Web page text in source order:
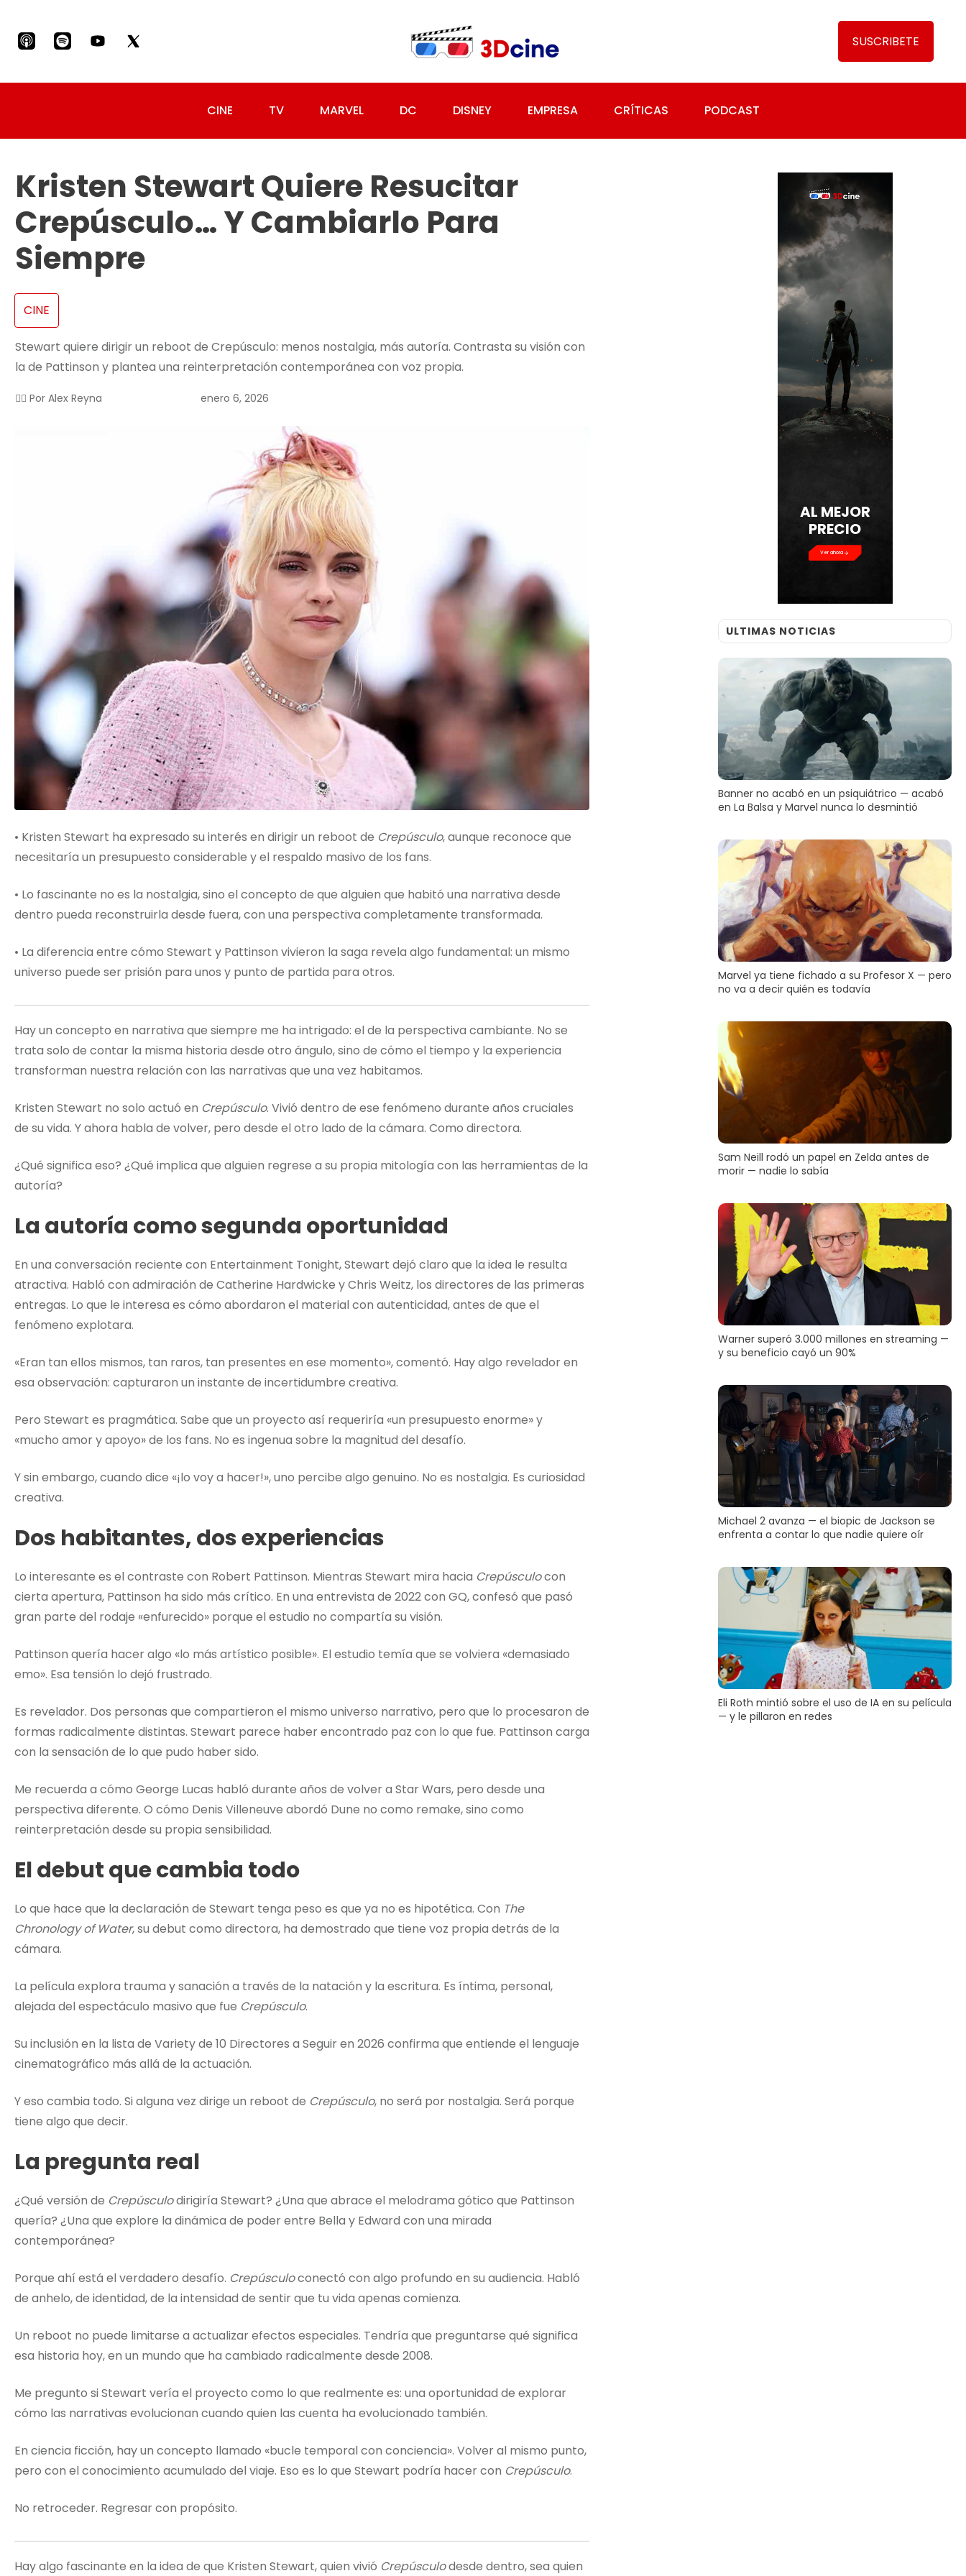
SUSCRIBETE
CINE TV MARVEL DC DISNEY EMPRESA CRÍTICAS PODCAST
Kristen Stewart Quiere Resucitar
Crepúsculo… Y Cambiarlo Para
Siempre
CINE
Stewart quiere dirigir un reboot de Crepúsculo: menos nostalgia, más autoría. Contrasta su visión con
la de Pattinson y plantea una reinterpretación contemporánea con voz propia.
✍🏻 Por Alex Reyna enero 6, 2026
• Kristen Stewart ha expresado su interés en dirigir un reboot de Crepúsculo, aunque reconoce que
necesitaría un presupuesto considerable y el respaldo masivo de los fans.
• Lo fascinante no es la nostalgia, sino el concepto de que alguien que habitó una narrativa desde
dentro pueda reconstruirla desde fuera, con una perspectiva completamente transformada.
• La diferencia entre cómo Stewart y Pattinson vivieron la saga revela algo fundamental: un mismo
universo puede ser prisión para unos y punto de partida para otros.
Hay un concepto en narrativa que siempre me ha intrigado: el de la perspectiva cambiante. No se
trata solo de contar la misma historia desde otro ángulo, sino de cómo el tiempo y la experiencia
transforman nuestra relación con las narrativas que una vez habitamos.
Kristen Stewart no solo actuó en Crepúsculo. Vivió dentro de ese fenómeno durante años cruciales
de su vida. Y ahora habla de volver, pero desde el otro lado de la cámara. Como directora.
¿Qué significa eso? ¿Qué implica que alguien regrese a su propia mitología con las herramientas de la
autoría?
La autoría como segunda oportunidad
En una conversación reciente con Entertainment Tonight, Stewart dejó claro que la idea le resulta
atractiva. Habló con admiración de Catherine Hardwicke y Chris Weitz, los directores de las primeras
entregas. Lo que le interesa es cómo abordaron el material con autenticidad, antes de que el
fenómeno explotara.
«Eran tan ellos mismos, tan raros, tan presentes en ese momento», comentó. Hay algo revelador en
esa observación: capturaron un instante de incertidumbre creativa.
Pero Stewart es pragmática. Sabe que un proyecto así requeriría «un presupuesto enorme» y
«mucho amor y apoyo» de los fans. No es ingenua sobre la magnitud del desafío.
Y sin embargo, cuando dice «¡lo voy a hacer!», uno percibe algo genuino. No es nostalgia. Es curiosidad
creativa.
Dos habitantes, dos experiencias
Lo interesante es el contraste con Robert Pattinson. Mientras Stewart mira hacia Crepúsculocon
cierta apertura, Pattinson ha sido más crítico. En una entrevista de 2022 con GQ, confesó que pasó
gran parte del rodaje «enfurecido» porque el estudio no compartía su visión.
Pattinson quería hacer algo «lo más artístico posible». El estudio temía que se volviera «demasiado
emo». Esa tensión lo dejó frustrado.
Es revelador. Dos personas que compartieron el mismo universo narrativo, pero que lo procesaron de
formas radicalmente distintas. Stewart parece haber encontrado paz con lo que fue. Pattinson carga
con la sensación de lo que pudo haber sido.
Me recuerda a cómo George Lucas habló durante años de volver a Star Wars, pero desde una
perspectiva diferente. O cómo Denis Villeneuve abordó Dune no como remake, sino como
reinterpretación desde su propia sensibilidad.
El debut que cambia todo
Lo que hace que la declaración de Stewart tenga peso es que ya no es hipotética. Con The
Chronology of Water, su debut como directora, ha demostrado que tiene voz propia detrás de la
cámara.
La película explora trauma y sanación a través de la natación y la escritura. Es íntima, personal,
alejada del espectáculo masivo que fue Crepúsculo.
Su inclusión en la lista de Variety de 10 Directores a Seguir en 2026 confirma que entiende el lenguaje
cinematográfico más allá de la actuación.
Y eso cambia todo. Si alguna vez dirige un reboot de Crepúsculo, no será por nostalgia. Será porque
tiene algo que decir.
La pregunta real
¿Qué versión de Crepúsculodirigiría Stewart? ¿Una que abrace el melodrama gótico que Pattinson
quería? ¿Una que explore la dinámica de poder entre Bella y Edward con una mirada
contemporánea?
Porque ahí está el verdadero desafío. Crepúsculoconectó con algo profundo en su audiencia. Habló
de anhelo, de identidad, de la intensidad de sentir que tu vida apenas comienza.
Un reboot no puede limitarse a actualizar efectos especiales. Tendría que preguntarse qué significa
esa historia hoy, en un mundo que ha cambiado radicalmente desde 2008.
Me pregunto si Stewart vería el proyecto como lo que realmente es: una oportunidad de explorar
cómo las narrativas evolucionan cuando quien las cuenta ha evolucionado también.
En ciencia ficción, hay un concepto llamado «bucle temporal con conciencia». Volver al mismo punto,
pero con el conocimiento acumulado del viaje. Eso es lo que Stewart podría hacer con Crepúsculo.
No retroceder. Regresar con propósito.
Hay algo fascinante en la idea de que Kristen Stewart, quien vivió Crepúsculodesde dentro, sea quien
AL MEJOR
PRECIO
ULTIMAS NOTICIAS
Banner no acabó en un psiquiátrico — acabó
en La Balsa y Marvel nunca lo desmintió
Marvel ya tiene fichado a su Profesor X — pero
no va a decir quién es todavía
Sam Neill rodó un papel en Zelda antes de
morir — nadie lo sabía
Warner superó 3.000 millones en streaming —
y su beneficio cayó un 90%
Michael 2 avanza — el biopic de Jackson se
enfrenta a contar lo que nadie quiere oír
Eli Roth mintió sobre el uso de IA en su película
— y le pillaron en redes